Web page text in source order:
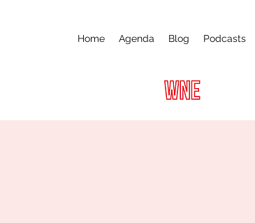
Home Agenda Blog Podcasts